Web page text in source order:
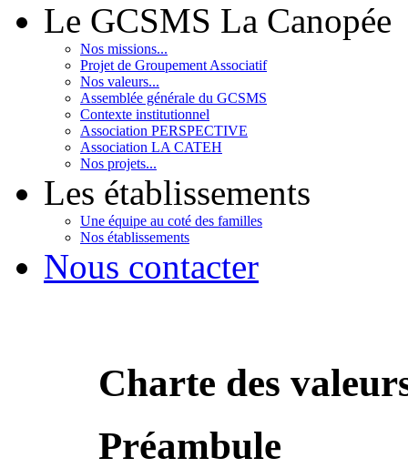
Le GCSMS La Canopée
Nos missions...
Projet de Groupement Associatif
Nos valeurs...
Assemblée générale du GCSMS
Contexte institutionnel
Association PERSPECTIVE
Association LA CATEH
Nos projets...
Les établissements
Une équipe au coté des familles
Nos établissements
Nous contacter
Charte des
Préambule